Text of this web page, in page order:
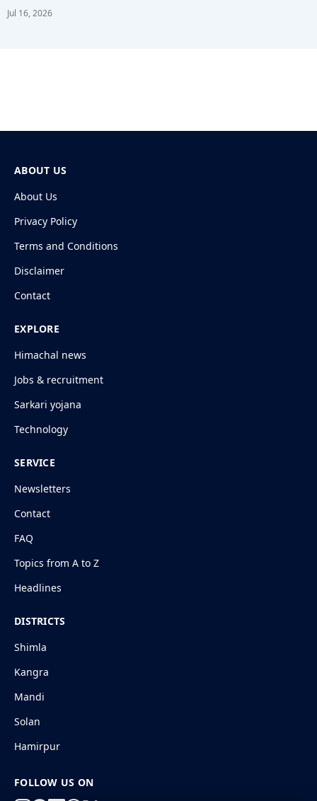
Jul 16, 2026
ABOUT US
About Us
Privacy Policy
Terms and Conditions
Disclaimer
Contact
EXPLORE
Himachal news
Jobs & recruitment
Sarkari yojana
Technology
SERVICE
Newsletters
Contact
FAQ
Topics from A to Z
Headlines
DISTRICTS
Shimla
Kangra
Mandi
Solan
Hamirpur
FOLLOW US ON